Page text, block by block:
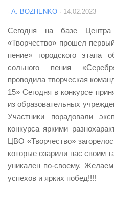
- A. BOZHENKO · 14.02.2023
Сегодня на базе Центра
«Творчество» прошел
пение» городского этапа
сольного пения
проводила творческая
15» Сегодня в конкурсе
из образовательных
Участники порадовали
конкурса яркими
ЦВО «Творчество»
которые озарили нас своим
уникален по-своему.
успехов и ярких побед!!!!